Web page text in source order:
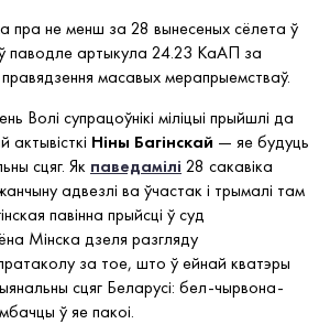
пра не менш за 28 вынесеных сёлета ў
паводле артыкула 24.23 КаАП за
масавых мерапрыемстваў.
Волі супрацоўнікі міліцыі прыйшлі да
Ніны Багінскай — яе будуць
сцяг. Як паведамілі 28 сакавіка
адвезлі ва ўчастак і трымалі там
павінна прыйсці ў суд
Мінска дзеля разгляду
за тое, што ў ейнай кватэры
сцяг Беларусі: бел-чырвона-
ў яе пакоі.